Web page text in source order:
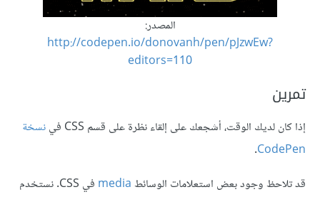
المصدر:
http://codepen.io/donovanh/pen/pJzwEw?
editors=110
تمرين
إذا كان لديك الوقت، أشجعك على إلقاء نظرة على قسم CSS في
نسخة
CodePen
.
قد تلاحظ وجود بعض استعلامات الوسائطmedia
في CSS. نستخدم